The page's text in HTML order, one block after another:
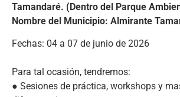
Tamandaré. (Dentro del Parque
Nombre del Municipio: Almirante
Fechas: 04 a 07 de junio de 2026
Para tal ocasión, tendremos:
● Sesiones de práctica, workshops y